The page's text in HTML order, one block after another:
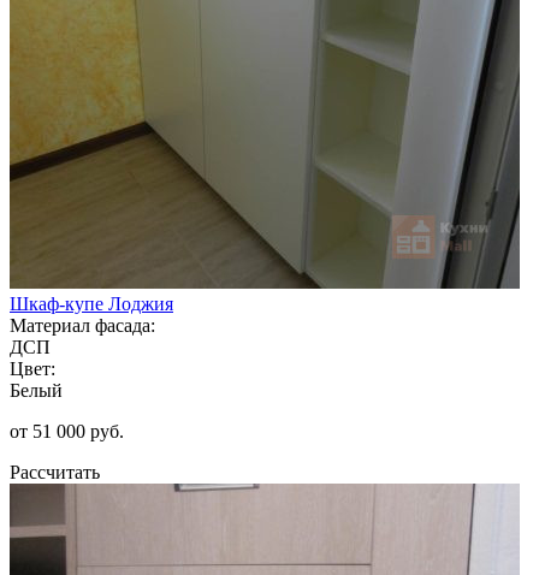
Шкаф-купе Лоджия
Материал фасада:
ДСП
Цвет:
Белый
от 51 000 руб.
Рассчитать